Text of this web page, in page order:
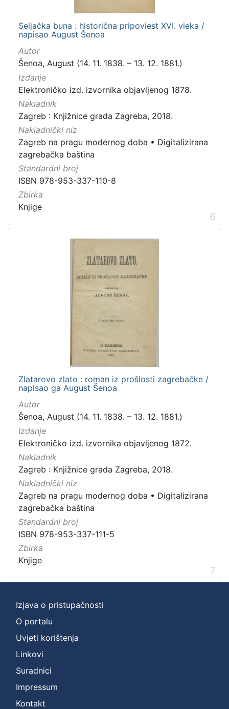
Seljačka buna : historična pripoviest XVI. vieka /
napisao August Šenoa
Autor
Šenoa, August (14. 11. 1838. – 13. 12. 1881.)
Izdanje
Elektroničko izd. izvornika objavljenog 1878.
Nakladnik
Zagreb : Knjižnice grada Zagreba, 2018.
Nakladnički niz
Zagreb na pragu modernog doba • Digitalizirana
zagrebačka baština
Standardni broj
ISBN 978-953-337-110-8
Zbirka
Knjige
6
Zlatarovo zlato : roman iz prošlosti zagrebačke /
napisao ga August Šenoa
Autor
Šenoa, August (14. 11. 1838. – 13. 12. 1881.)
Izdanje
Elektroničko izd. izvornika objavljenog 1872.
Nakladnik
Zagreb : Knjižnice grada Zagreba, 2018.
Nakladnički niz
Zagreb na pragu modernog doba • Digitalizirana
zagrebačka baština
Standardni broj
ISBN 978-953-337-111-5
Zbirka
Knjige
7
Izjava o pristupačnosti
O portalu
Uvjeti korištenja
Linkovi
Suradnici
Impressum
Kontakt